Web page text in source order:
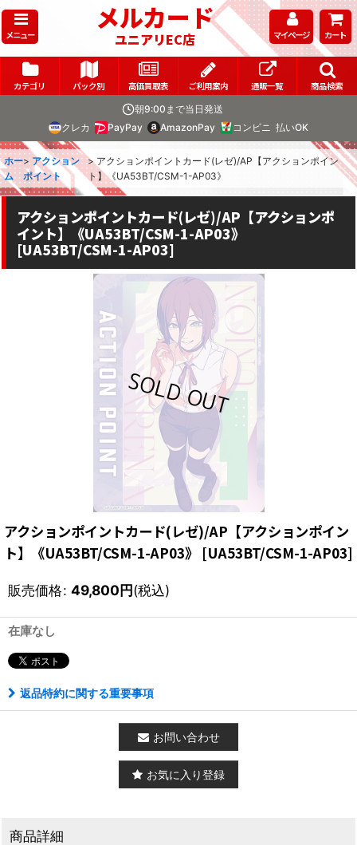
メニュー メルカード
ユニアリEC店 マイページ カート
カテゴリ パック別 高価買取表 ご利用案内 通販一覧
商品検索
朝9:00まで当日発送
クレカ
PayPay AmazonPay コンビニ 払いOK
ホー
ム
> アクション
ポイント
> アクションポイントカード(レゼ)/AP【アクションポイン
ト】《UA53BT/CSM-1-AP03》
アクションポイントカード(レゼ)/AP【アクションポ
イント】《UA53BT/CSM-1-AP03》
[UA53BT/CSM-1-AP03]
アクションポイントカード(レゼ)/AP【アクションポイン
ト】《UA53BT/CSM-1-AP03》 [UA53BT/CSM-1-AP03]
販売価格: 49,800円(税込)
在庫なし
返品特約に関する重要事項
お問い合わせ
お気に入り登録
商品詳細